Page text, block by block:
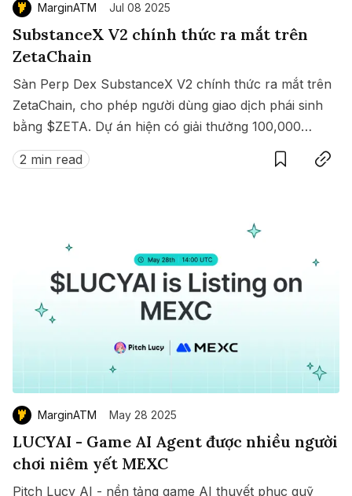
MarginATM Jul 08 2025
SubstanceX V2 chính thức ra mắt trên
ZetaChain
Sàn Perp Dex SubstanceX V2 chính thức ra mắt trên
ZetaChain, cho phép người dùng giao dịch phái sinh
bằng $ZETA. Dự án hiện có giải thưởng 100,000
$ZETA diễn ra từ 8 đến 15/07/2025.
2 min read
SaveCopy link
MarginATM May 28 2025
LUCYAI - Game AI Agent được nhiều người
chơi niêm yết MEXC
Pitch Lucy AI - nền tảng game AI thuyết phục quỹ